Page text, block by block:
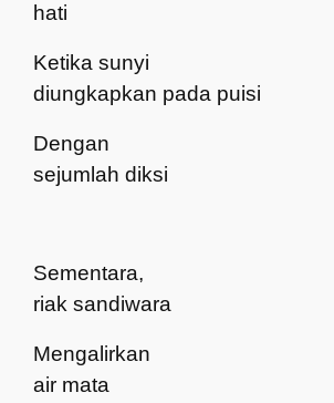
hati
Ketika sunyi
diungkapkan pada puisi
Dengan
sejumlah diksi
Sementara,
riak sandiwara
Mengalirkan
air mata